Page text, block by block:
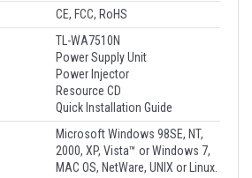
CE, FCC, RoHS
TL-WA7510N
Power Supply Unit
Power Injector
Resource CD
Quick Installation Guide
Microsoft Windows 98SE, NT,
2000, XP, Vista™ or Windows 7,
MAC OS, NetWare, UNIX or Linux.